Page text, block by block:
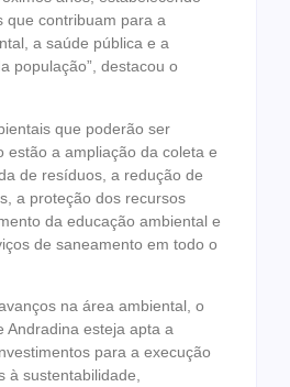
que contribuam para a
a saúde pública e a
população”, destacou o
que poderão ser
estão a ampliação da coleta e
de resíduos, a redução de
a proteção dos recursos
da educação ambiental e
de saneamento em todo o
na área ambiental, o
Andradina esteja apta a
para a execução
à sustentabilidade,